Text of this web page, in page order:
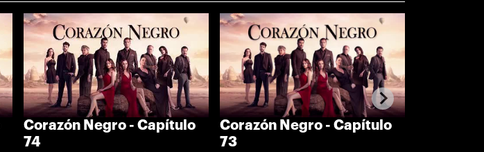
Corazón Negro - Capítulo
74
Corazón Negro - Capítulo
73